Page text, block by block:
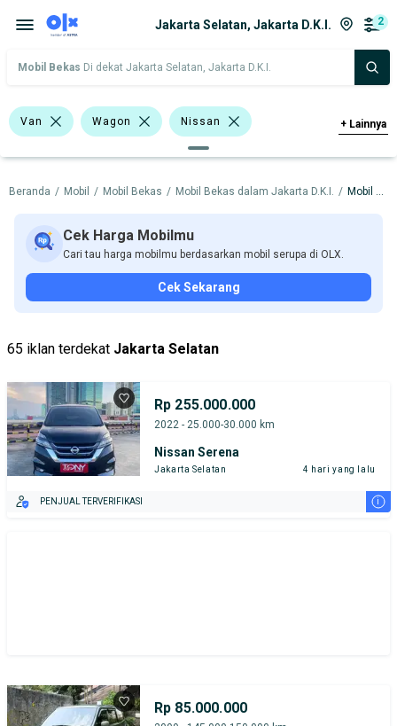
Jakarta Selatan, Jakarta D.K.I. 2
Mobil Bekas Di dekat Jakarta Selatan, Jakarta D.K.I.
Van Wagon Nissan
Harga Merek Dan Model Tahun
Tipe Bodi Tipe Membership
+ Lainnya
Beranda / Mobil / Mobil Bekas / Mobil Bekas dalam Jakarta D.K.I. / Mobil Bekas dalam Jakarta Selatan
Cek Harga Mobilmu
Cari tau harga mobilmu berdasarkan mobil serupa di OLX.
Cek Sekarang
65 iklan terdekat Jakarta Selatan
Rp 255.000.000
2022 - 25.000-30.000 km
Nissan Serena
Jakarta Selatan 4 hari yang lalu
PENJUAL TERVERIFIKASI i
Rp 85.000.000